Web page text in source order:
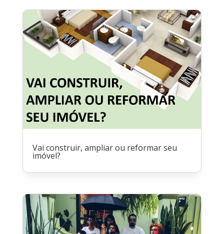
Vai construir, ampliar ou reformar seu
imóvel?